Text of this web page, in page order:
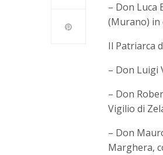
– Don Luca
(Murano) in
Il Patriarca
– Don Luigi
– Don
Vigilio di
– Don
Marghera,